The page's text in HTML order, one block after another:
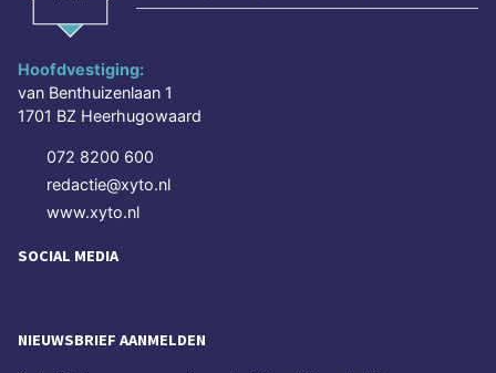
Hoofdvestiging:
van Benthuizenlaan 1
1701 BZ Heerhugowaard
072 8200 600
redactie@xyto.nl
www.xyto.nl
SOCIAL MEDIA
NIEUWSBRIEF AANMELDEN